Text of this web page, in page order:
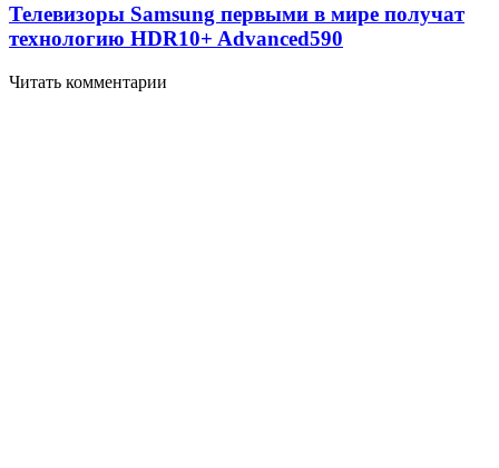
Телевизоры Samsung первыми в мире получат
технологию HDR10+ Advanced590
Читать комментарии